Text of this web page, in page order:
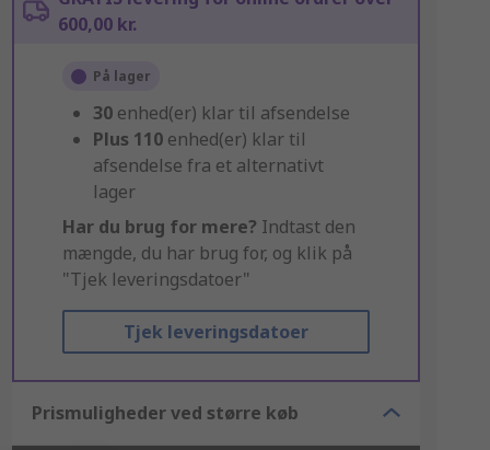
600,00 kr.
På lager
30 enhed(er) klar til afsendelse
Plus 110 enhed(er) klar til
afsendelse fra et alternativt
lager
Har du brug for mere? Indtast den
mængde, du har brug for, og klik på
"Tjek leveringsdatoer"
Tjek leveringsdatoer
Prismuligheder ved større køb